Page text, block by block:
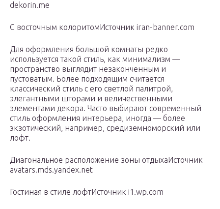
dekorin.me
С восточным колоритомИсточник iran-banner.com
Для оформления большой комнаты редко
используется такой стиль, как минимализм —
пространство выглядит незаконченным и
пустоватым. Более подходящим считается
классический стиль с его светлой палитрой,
элегантными шторами и величественными
элементами декора. Часто выбирают современный
стиль оформления интерьера, иногда — более
экзотический, например, средиземноморский или
лофт.
Диагональное расположение зоны отдыхаИсточник
avatars.mds.yandex.net
Гостиная в стиле лофтИсточник i1.wp.com